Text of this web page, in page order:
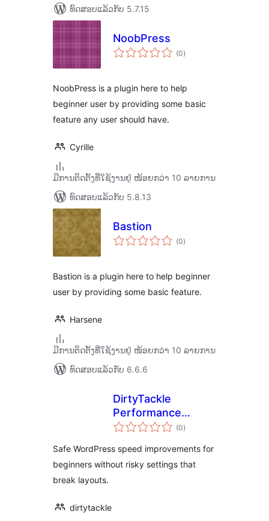
ທົດສອບແລ້ວກັບ 5.7.15
NoobPress
(0ຄະແນນ
ທັງໝົດ
)
NoobPress is a plugin here to help
beginner user by providing some basic
feature any user should have.
Cyrille
ມີການຕິດຕັ້ງທີ່ໃຊ້ງານຢູ່ ໜ້ອຍກວ່າ 10 ລາຍການ
ທົດສອບແລ້ວກັບ 5.8.13
Bastion
(0ຄະແນນ
ທັງໝົດ
)
Bastion is a plugin here to help beginner
user by providing some basic feature.
Harsene
ມີການຕິດຕັ້ງທີ່ໃຊ້ງານຢູ່ ໜ້ອຍກວ່າ 10 ລາຍການ
ທົດສອບແລ້ວກັບ 6.6.6
DirtyTackle
Performance
Cleanup
(0ຄະແນນ
ທັງໝົດ
)
Safe WordPress speed improvements for
beginners without risky settings that
break layouts.
dirtytackle